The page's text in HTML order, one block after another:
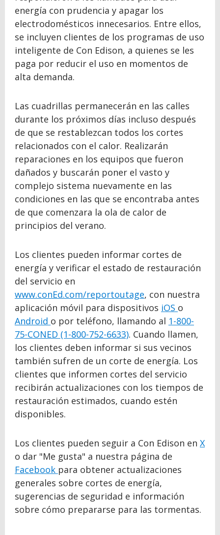
energía con prudencia y apagar los
electrodomésticos innecesarios. Entre ellos,
se incluyen clientes de los programas de uso
inteligente de Con Edison, a quienes se les
paga por reducir el uso en momentos de
alta demanda.
Las cuadrillas permanecerán en las calles
durante los próximos días incluso después
de que se restablezcan todos los cortes
relacionados con el calor. Realizarán
reparaciones en los equipos que fueron
dañados y buscarán poner el vasto y
complejo sistema nuevamente en las
condiciones en las que se encontraba antes
de que comenzara la ola de calor de
principios del verano.
Los clientes pueden informar cortes de
energía y verificar el estado de restauración
del servicio en
www.conEd.com/reportoutage, con nuestra
aplicación móvil para dispositivos iOS o
Android o por teléfono, llamando al 1-800-
75-CONED (1-800-752-6633). Cuando llamen,
los clientes deben informar si sus vecinos
también sufren de un corte de energía. Los
clientes que informen cortes del servicio
recibirán actualizaciones con los tiempos de
restauración estimados, cuando estén
disponibles.
Los clientes pueden seguir a Con Edison en X
o dar "Me gusta" a nuestra página de
Facebook para obtener actualizaciones
generales sobre cortes de energía,
sugerencias de seguridad e información
sobre cómo prepararse para las tormentas.